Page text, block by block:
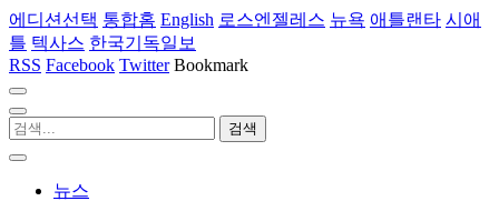
에디션선택 통합홈 English 로스엔젤레스 뉴욕 애틀랜타 시애
틀 텍사스 한국기독일보
RSS Facebook Twitter Bookmark
뉴스